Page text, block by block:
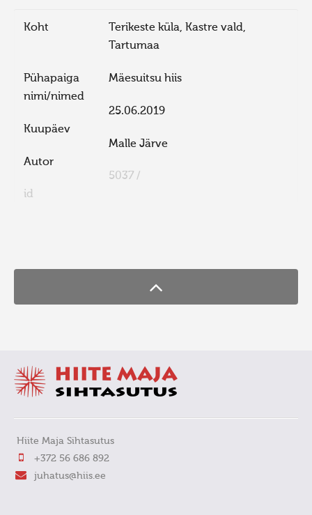
Koht
Terikeste küla, Kastre vald,
Tartumaa
Pühapaiga
nimi/nimed
Mäesuitsu hiis
Kuupäev
25.06.2019
Autor
Malle Järve
id
5037 /
Hiite Maja Sihtasutus
+372 56 686 892
juhatus@hiis.ee